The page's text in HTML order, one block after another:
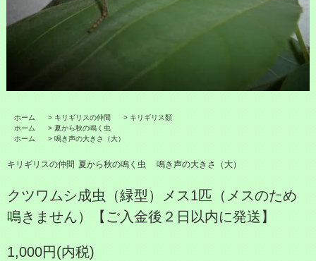
ホーム > キリギリスの仲間 > キリギリス類
ホーム
> 夏から秋の鳴く虫
ホーム
> 鳴き声の大きさ（大）
キリギリスの仲間 夏から秋の鳴く虫 鳴き声の大きさ（大）
クツワムシ成虫（緑型）メス1匹（メスのため
鳴きません）【ご入金後２日以内に発送】
1,000円(内税)